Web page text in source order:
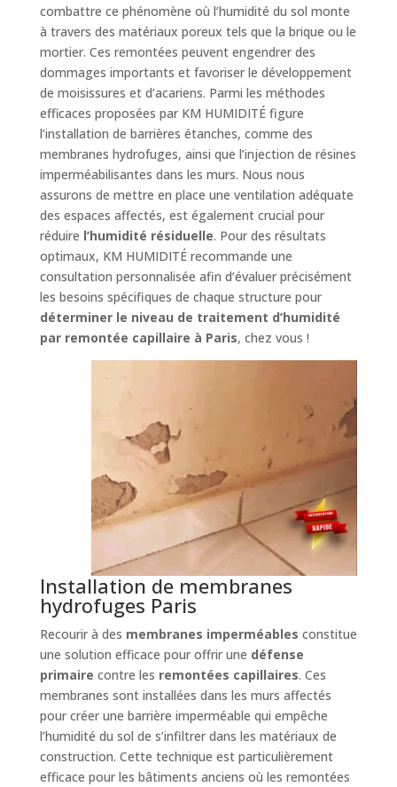
combattre ce phénomène où l’humidité du sol monte
à travers des matériaux poreux tels que la brique ou le
mortier. Ces remontées peuvent engendrer des
dommages importants et favoriser le développement
de moisissures et d’acariens. Parmi les méthodes
efficaces proposées par KM HUMIDITÉ figure
l’installation de barrières étanches, comme des
membranes hydrofuges, ainsi que l’injection de résines
imperméabilisantes dans les murs. Nous nous
assurons de mettre en place une ventilation adéquate
des espaces affectés, est également crucial pour
réduire l’humidité résiduelle. Pour des résultats
optimaux, KM HUMIDITÉ recommande une
consultation personnalisée afin d’évaluer précisément
les besoins spécifiques de chaque structure pour
déterminer le niveau de traitement d’humidité
par remontée capillaire à Paris, chez vous !
Installation de membranes
hydrofuges Paris
Recourir à des membranes imperméables constitue
une solution efficace pour offrir une défense
primaire contre les remontées capillaires. Ces
membranes sont installées dans les murs affectés
pour créer une barrière imperméable qui empêche
l’humidité du sol de s’infiltrer dans les matériaux de
construction. Cette technique est particulièrement
efficace pour les bâtiments anciens où les remontées